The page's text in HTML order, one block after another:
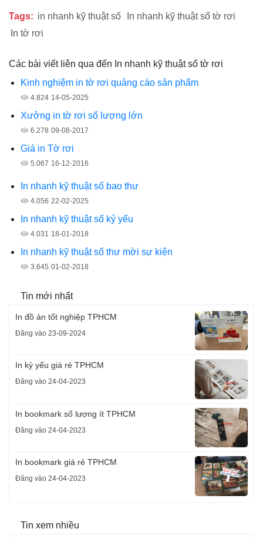
Tags: in nhanh kỹ thuật số
In nhanh kỹ thuật số tờ rơi
In tờ rơi
Các bài viết liên qua đến In nhanh kỹ thuật số tờ rơi
Kinh nghiệm in tờ rơi quảng cáo sản phẩm
4.824 14-05-2025
Xưởng in tờ rơi số lượng lớn
6.278 09-08-2017
Giá in Tờ rơi
5.067 16-12-2016
In nhanh kỹ thuật số bao thư
4.056 22-02-2025
In nhanh kỹ thuật số kỷ yếu
4.031 18-01-2018
In nhanh kỹ thuật số thư mời sự kiện
3.645 01-02-2018
Tin mới nhất
In đồ án tốt nghiệp TPHCM
Đăng vào 23-09-2024
In kỷ yếu giá rẻ TPHCM
Đăng vào 24-04-2023
In bookmark số lượng ít TPHCM
Đăng vào 24-04-2023
In bookmark giá rẻ TPHCM
Đăng vào 24-04-2023
Tin xem nhiều